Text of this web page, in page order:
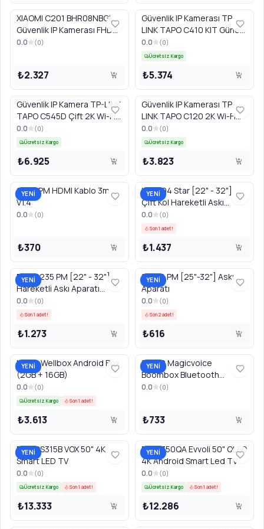
XIAOMI C201 BHR08NBGL
Güvenlik IP Kamerası FHD
Wi-Fi Beyaz
0.0 (0)
₺2.327
Güvenlik IP Kamerası TP-
LINK TAPO C410 KIT Güneş
Enerjili 2K Wi-Fi Beyaz
0.0 (0)
Ücretsiz Kargo
₺5.374
Güvenlik IP Kamera TP-LINK
TAPO C545D Çift 2K Wi-Fi
Beyaz
0.0 (0)
Ücretsiz Kargo
₺6.925
Güvenlik IP Kamerası TP-
LINK TAPO C120 2K Wi-Fi
Beyaz
0.0 (0)
Ücretsiz Kargo
₺3.823
YENİ
9554 PM HDMI Kablo 3m
V1.4
0.0 (0)
₺370
YENİ
LED404 Star [22" - 32"]
Çift Kol Hareketli Askı
Aparatı
0.0 (0)
Son 1 adet!
₺1.437
YENİ
PWR2235 PM [22" - 32"]
Hareketli Askı Aparatı
CODE:15086
0.0 (0)
Son 1 adet!
₺1.273
YENİ
15056 PM [25"-32"] Askı
Aparatı
0.0 (0)
Son 2 adet!
₺616
YENİ
MAX2 Wellbox Android Box
(2GB + 16GB)
0.0 (0)
Ücretsiz Kargo Son 1 adet!
₺3.613
YENİ
19972 Magicvoice
Boombox Bluetooth
Hoparlör
0.0 (0)
₺733
YENİ
50WOS315B VOX 50" 4K
Smart LED TV
0.0 (0)
Ücretsiz Kargo Son 1 adet!
₺13.333
YENİ
50EV350QA Evvoli 50" QLED
4K Android Smart Led TV
0.0 (0)
Ücretsiz Kargo Son 1 adet!
₺12.286